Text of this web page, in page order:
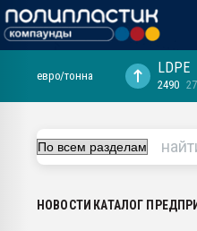
29.07.2026 ФРП помог "Ижевскому
евро/тонна LDPE
2490
НОВОСТИ КАТАЛОГ